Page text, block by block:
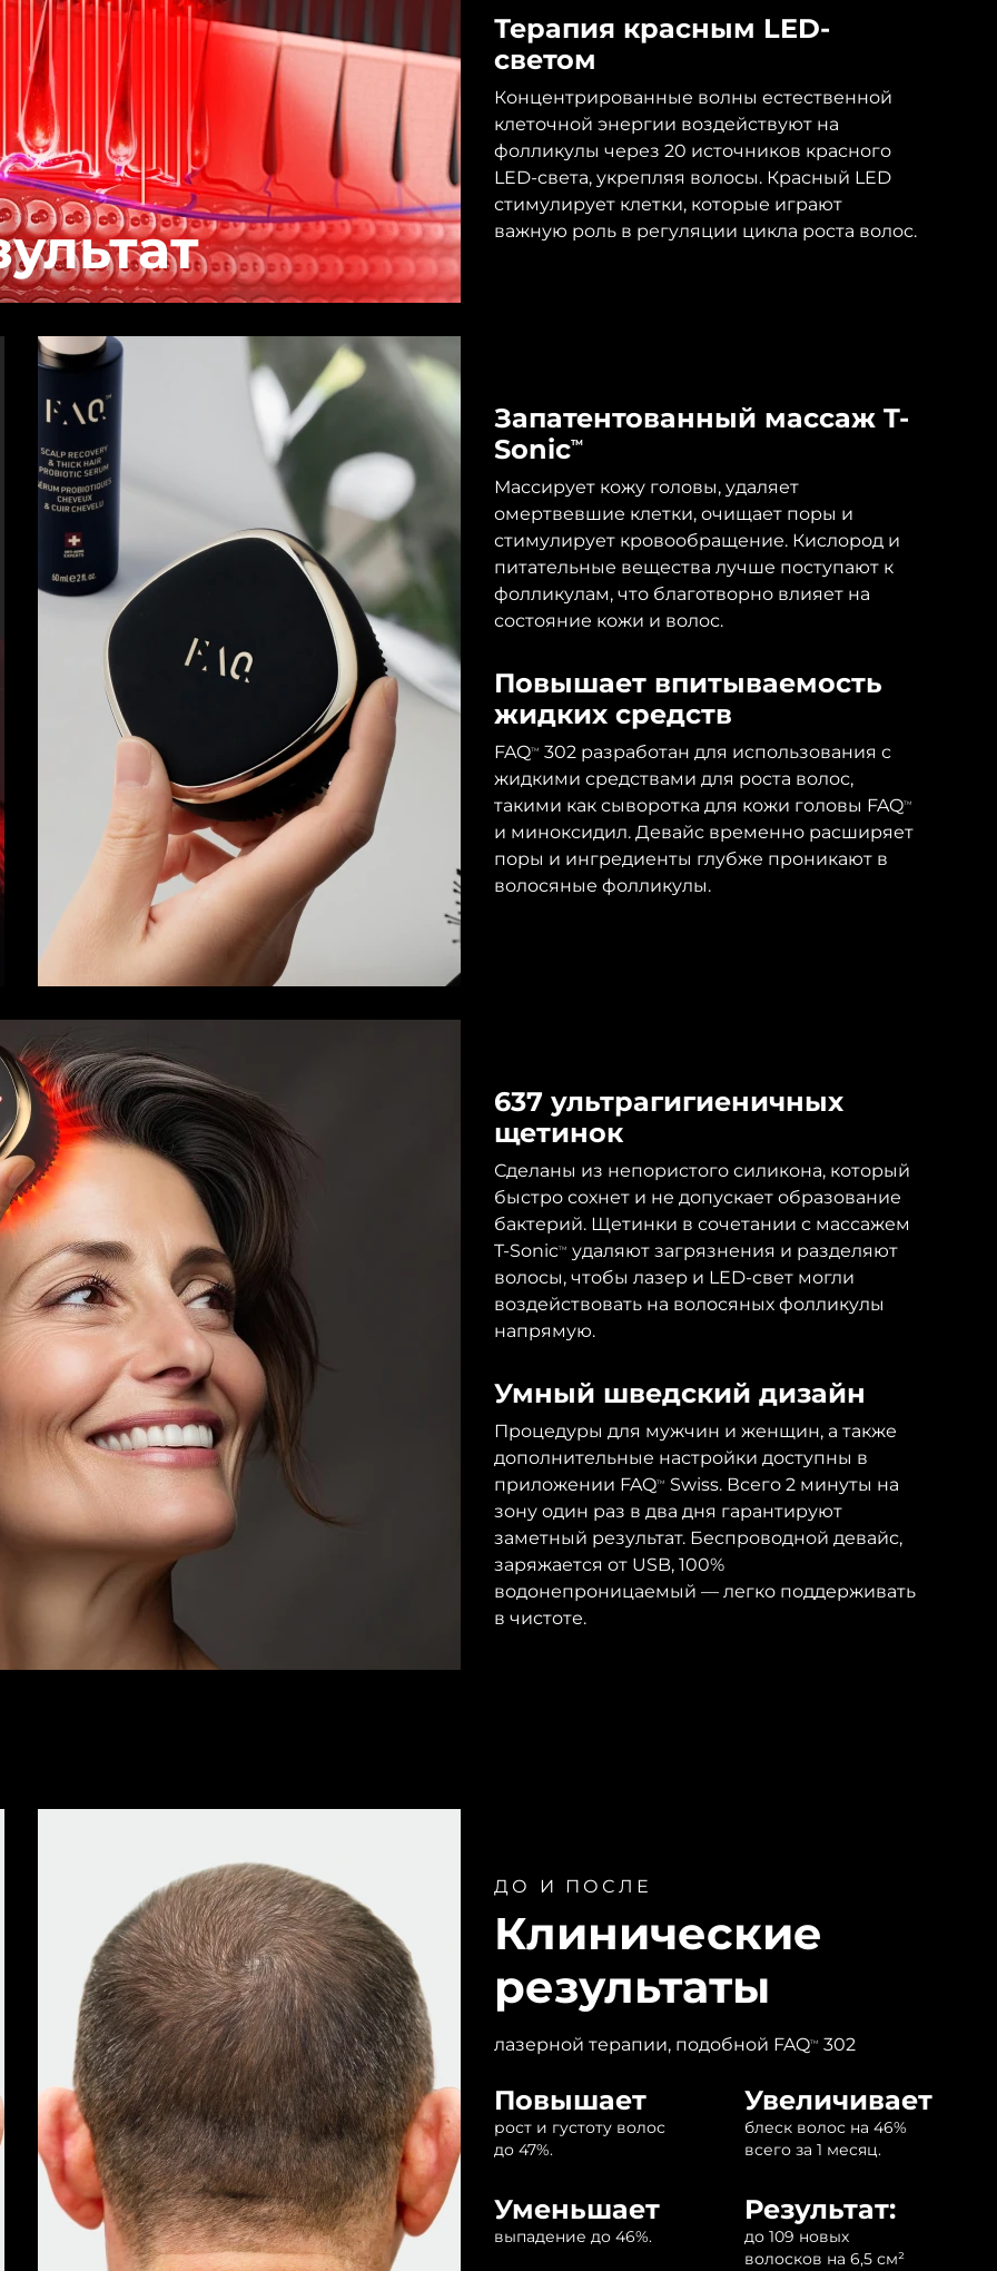
Терапия красным LED-
светом
Концентрированные волны естественной
клеточной энергии воздействуют на
фолликулы через 20 источников красного
LED-света, укрепляя волосы. Красный LED
стимулирует клетки, которые играют
важную роль в регуляции цикла роста волос.
Запатентованный массаж T-
SonicTM
Массирует кожу головы, удаляет
омертвевшие клетки, очищает поры и
стимулирует кровообращение. Кислород и
питательные вещества лучше поступают к
фолликулам, что благотворно влияет на
состояние кожи и волос.
Повышает впитываемость
жидких средств
FAQTM
302 разработан для использования с
жидкими средствами для роста волос,
такими как сыворотка для кожи головы FAQTM
и миноксидил. Девайс временно расширяет
поры и ингредиенты глубже проникают в
волосяные фолликулы.
637 ультрагигиеничных
щетинок
Сделаны из непористого силикона, который
быстро сохнет и не допускает образование
бактерий. Щетинки в сочетании с массажем
T-SonicTM
удаляют загрязнения и разделяют
волосы, чтобы лазер и LED-свет могли
воздействовать на волосяных фолликулы
напрямую.
Умный шведский дизайн
Процедуры для мужчин и женщин, а также
дополнительные настройки доступны в
приложении FAQTM
Swiss. Всего 2 минуты на
зону один раз в два дня гарантируют
заметный результат. Беспроводной девайс,
заряжается от USB, 100%
водонепроницаемый — легко поддерживать
в чистоте.
ДО И ПОСЛЕ
Клинические
результаты
лазерной терапии, подобной FAQTM 302
Повышает
рост и густоту волос
до 47%.
Увеличивает
блеск волос на 46%
всего за 1 месяц.
Уменьшает
выпадение до 46%.
Результат:
до 109 новых
волосков на 6,5 см²